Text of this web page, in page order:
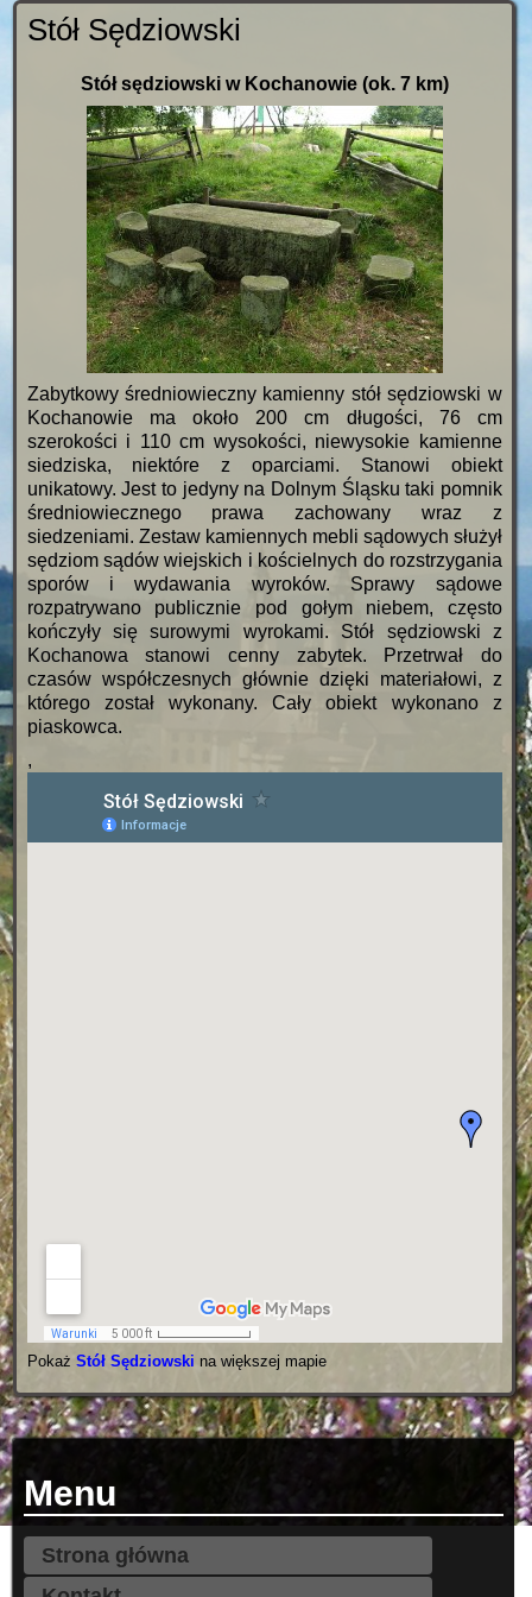
Stół Sędziowski
Stół sędziowski w Kochanowie (ok. 7 km)
Zabytkowy średniowieczny kamienny stół sędziowski w
Kochanowie ma około 200 cm długości, 76 cm
szerokości i 110 cm wysokości, niewysokie kamienne
siedziska, niektóre z oparciami. Stanowi obiekt
unikatowy. Jest to jedyny na Dolnym Śląsku taki pomnik
średniowiecznego prawa zachowany wraz z
siedzeniami. Zestaw kamiennych mebli sądowych służył
sędziom sądów wiejskich i kościelnych do rozstrzygania
sporów i wydawania wyroków. Sprawy sądowe
rozpatrywano publicznie pod gołym niebem, często
kończyły się surowymi wyrokami. Stół sędziowski z
Kochanowa stanowi cenny zabytek. Przetrwał do
czasów współczesnych głównie dzięki materiałowi, z
którego został wykonany. Cały obiekt wykonano z
piaskowca.
,
Pokaż Stół Sędziowski na większej mapie
Menu
Strona główna